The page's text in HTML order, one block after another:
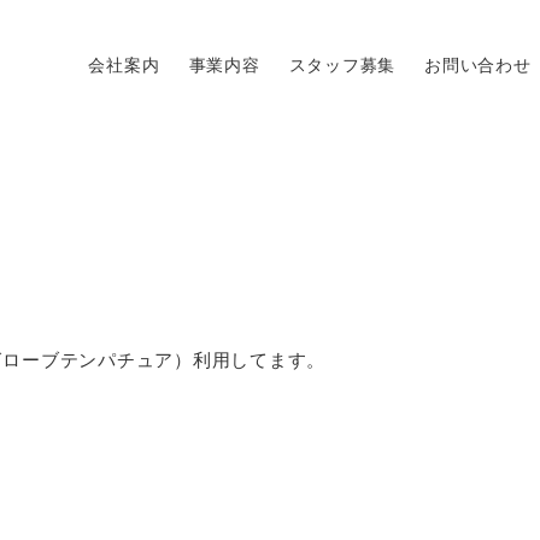
会社案内 事業内容 スタッフ募集 お問い合わせ
ーブテンパチュア）利用してます。